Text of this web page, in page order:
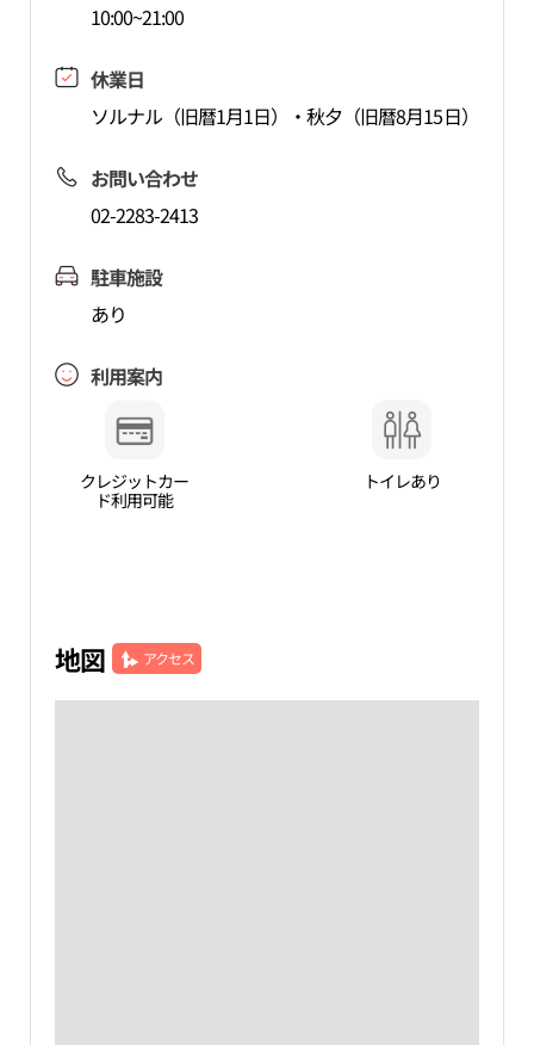
10:00~21:00
休業日
ソルナル（旧暦1月1日）・秋夕（旧暦8月15日）
お問い合わせ
02-2283-2413
駐車施設
あり
利用案内
クレジットカー
ド利用可能
トイレあり
地図 アクセス